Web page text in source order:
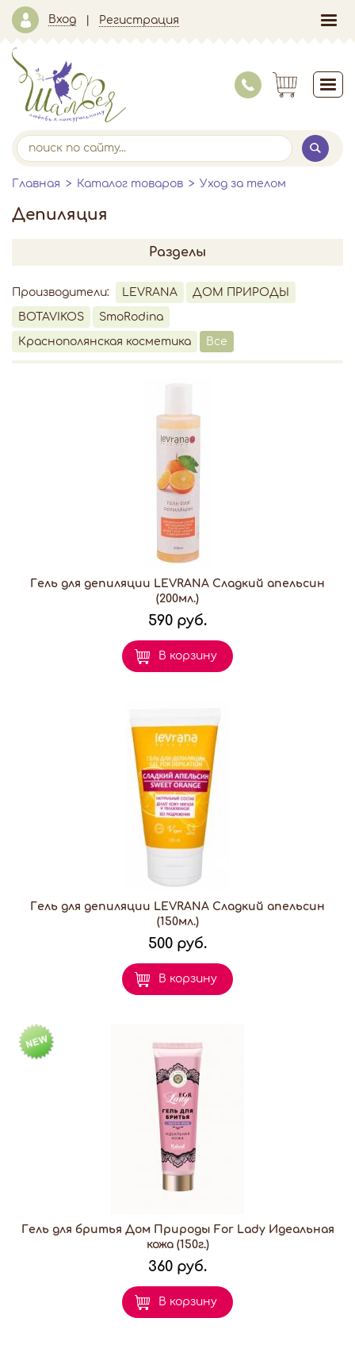
Вход Регистрация
Главная Каталог товаров Уход за телом
Депиляция
Разделы
Производители: LEVRANA ДОМ ПРИРОДЫ
BOTAVIKOS SmoRodina
Краснополянская косметика Все
Гель для депиляции LEVRANA Сладкий апельсин
(200мл.)
590 руб.
В корзину
Гель для депиляции LEVRANA Сладкий апельсин
(150мл.)
500 руб.
В корзину
Гель для бритья Дом Природы For Lady Идеальная
кожа (150г.)
360 руб.
В корзину